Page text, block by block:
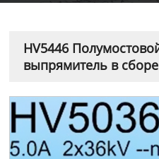
HV5446
выпрямитель в сборе